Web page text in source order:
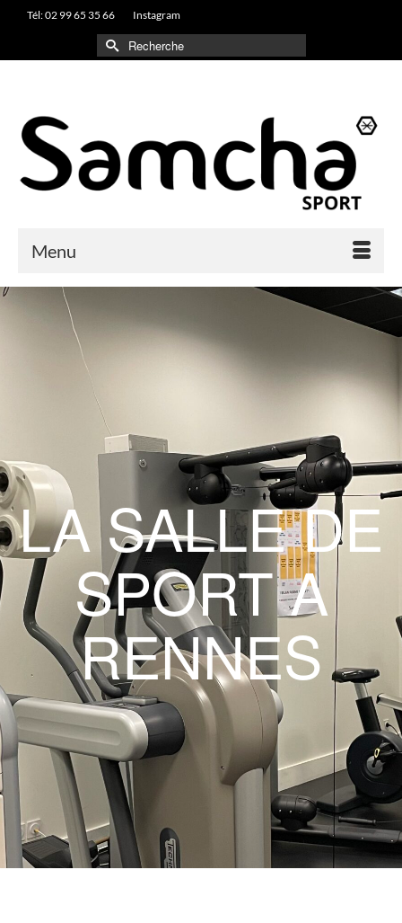
Tél: 02 99 65 35 66 Instagram
Rechercher :
Menu
LA SALLE DE
SPORT A
RENNES